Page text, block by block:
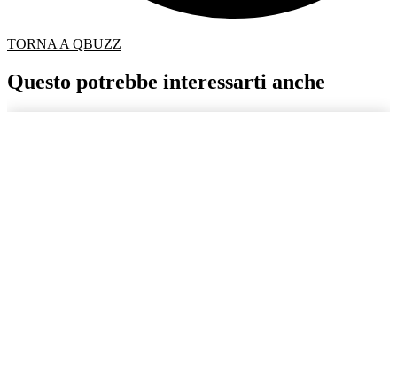
TORNA A QBUZZ
Questo potrebbe interessarti anche